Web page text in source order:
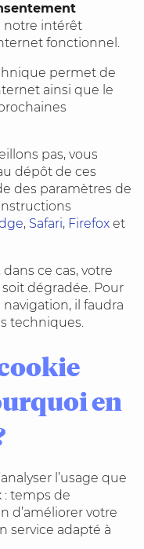
notre intérêt
fonctionnel.
permet de
ainsi que le
pas, vous
dépôt de ces
des paramètres de
, Safari, Firefox et
ce cas, votre
dégradée. Pour
il faudra
techniques.
en
l’usage que
: temps de
d’améliorer votre
service adapté à